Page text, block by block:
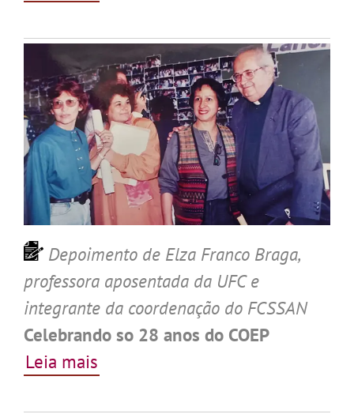
Depoimento de Elza Franco Braga,
professora aposentada da UFC e
integrante da coordenação do FCSSAN
Celebrando so 28 anos do COEP
Leia mais